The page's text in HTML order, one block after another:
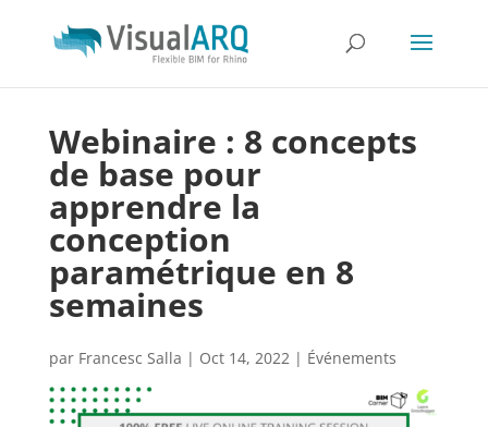
Webinaire : 8 concepts
de base pour
apprendre la
conception
paramétrique en 8
semaines
par Francesc Salla | Oct 14, 2022| Événements